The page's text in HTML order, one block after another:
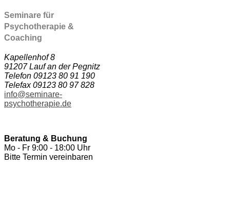
Seminare für
Psychotherapie &
Coaching
Kapellenhof 8
91207 Lauf an der Pegnitz
Telefon 09123 80 91 190
Telefax 09123 80 97 828
info@seminare-
psychotherapie.de
Beratung & Buchung
Mo - Fr 9:00 - 18:00 Uhr
Bitte Termin vereinbaren